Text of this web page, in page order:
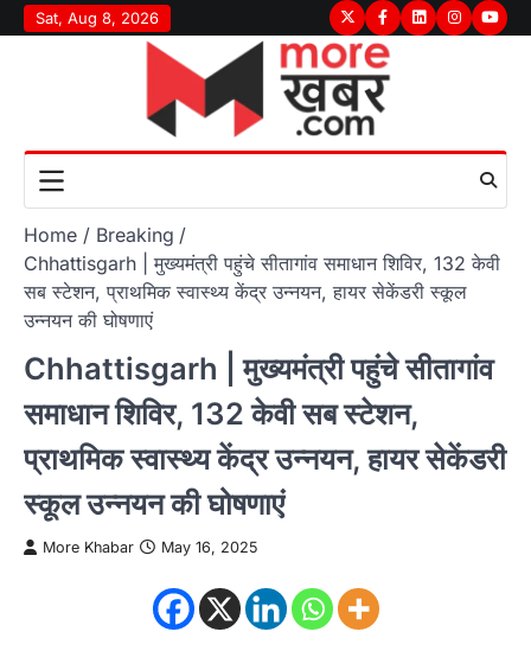
Skip
to
Sat, Aug 8, 2026 TwitterFacebook
LinkedInInstagram
Home
Breaking
Chhattisgarh | मुख्यमंत्री पहुंचे सीतागांव समाधान शिविर, 132 केवी
सब स्टेशन, प्राथमिक स्वास्थ्य केंद्र उन्नयन, हायर सेकेंडरी स्कूल
उन्नयन की घोषणाएं
Chhattisgarh | मुख्यमंत्री पहुंचे सीतागांव
समाधान शिविर, 132 केवी सब स्टेशन,
प्राथमिक स्वास्थ्य केंद्र उन्नयन, हायर सेकेंडरी
स्कूल उन्नयन की घोषणाएं
More Khabar May 16, 2025